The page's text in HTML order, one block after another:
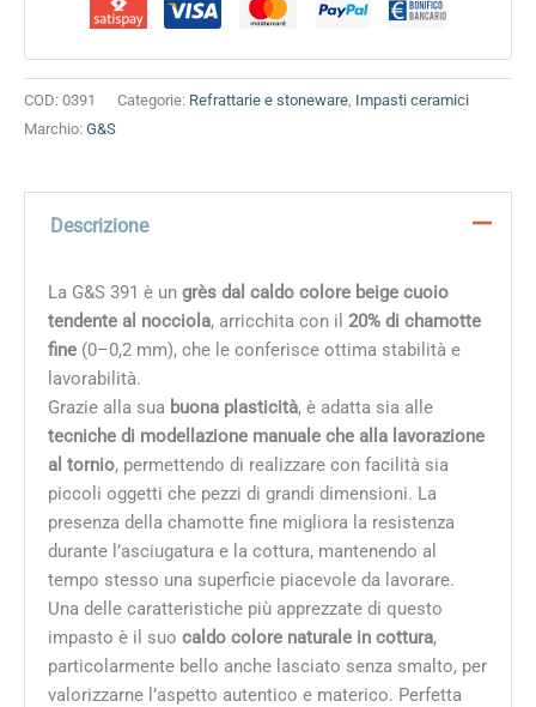
COD: 0391 Categorie: Refrattarie e stoneware, Impasti ceramici
Marchio: G&S
Descrizione
La G&S 391 è un grès dal caldo colore beige cuoio
tendente al nocciola, arricchita con il 20% di chamotte
fine(0–0,2 mm), che le conferisce ottima stabilità e
lavorabilità.
Grazie alla suabuona plasticità, è adatta sia alle
tecniche di modellazione manuale che alla lavorazione
al tornio, permettendo di realizzare con facilità sia
piccoli oggetti che pezzi di grandi dimensioni. La
presenza della chamotte fine migliora la resistenza
durante l’asciugatura e la cottura, mantenendo al
tempo stesso una superficie piacevole da lavorare.
Una delle caratteristiche più apprezzate di questo
impasto è il suo caldo colore naturale in cottura,
particolarmente bello anche lasciato senza smalto, per
valorizzarne l’aspetto autentico e materico. Perfetta